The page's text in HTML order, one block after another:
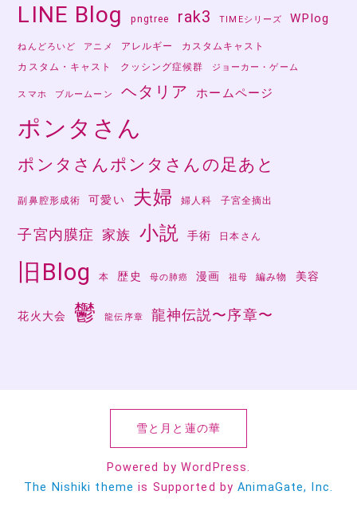
LINE Blog pngtree rak3 TIMEシリーズ WPlog
ねんどろいど アニメ アレルギー
カスタムキャスト
カスタム・キャスト
クッシング症候群 ジョーカー・ゲーム
スマホ ブルームーン ヘタリア ホームページ
ポンタさん
ポンタさんポンタさんの足あと
副鼻腔形成術 可愛い 夫婦 婦人科 子宮全摘出
子宮内膜症 家族 小説 手術 日本さん
旧Blog 本 歴史 母の肺癌 漫画 祖母 編み物 美容
花火大会 鬱 龍伝序章 龍神伝説〜序章〜
雪と月と蓮の華
Powered by WordPress.
The Nishiki theme is Supported byAnimaGate, Inc.